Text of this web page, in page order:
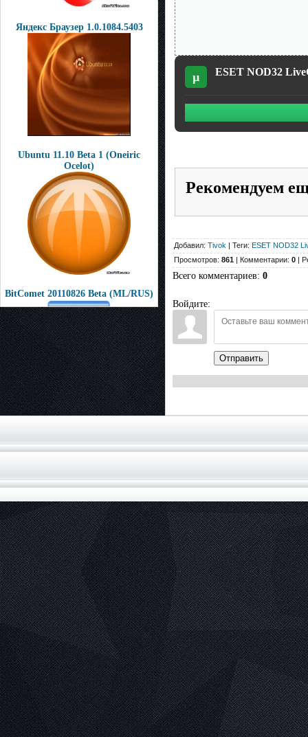
Яндекс Браузер 1.0.1084.5403
Ubuntu 11.10 Beta 1 (Oneiric
Ocelot)
BitComet 20110826 Beta (ML/RUS)
µ ESET NOD32
Рекомендуем
Добавил: Tivok | Теги: ESET NOD32
Просмотров: 861 | Комментарии: 0 |
Всего комментариев: 0
Войдите:
Отправить